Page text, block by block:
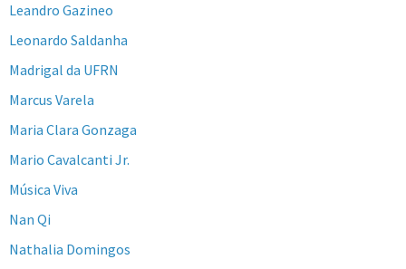
Leandro Gazineo
Leonardo Saldanha
Madrigal da UFRN
Marcus Varela
Maria Clara Gonzaga
Mario Cavalcanti Jr.
Música Viva
Nan Qi
Nathalia Domingos